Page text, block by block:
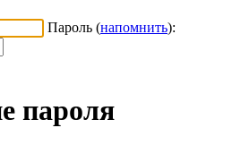
Пароль (напомнить):
пароля